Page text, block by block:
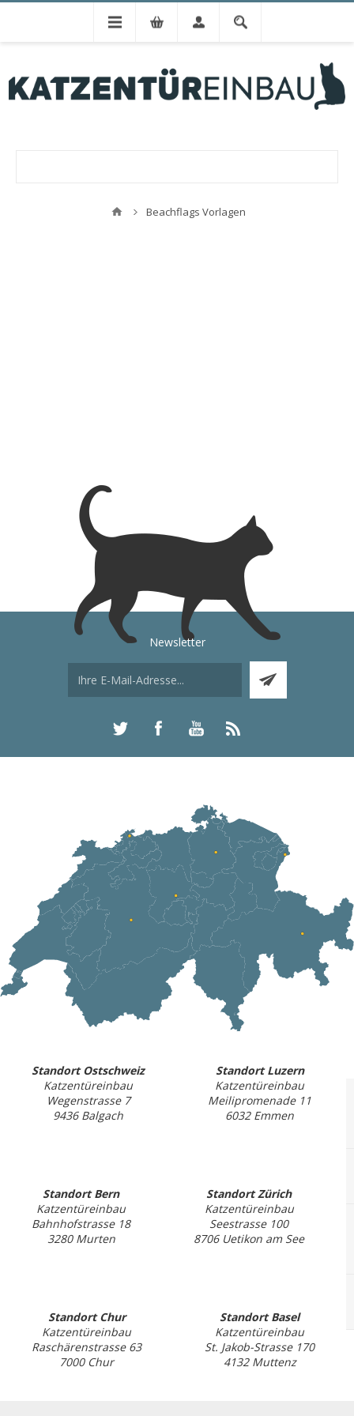
Beachflags Vorlagen
Newsletter
Standort Ostschweiz
Katzentüreinbau
Wegenstrasse 7
9436 Balgach
Standort Luzern
Katzentüreinbau
Meilipromenade 11
6032 Emmen
Standort Bern
Katzentüreinbau
Bahnhofstrasse 18
3280 Murten
Standort Zürich
Katzentüreinbau
Seestrasse 100
8706 Uetikon am See
Standort Chur
Katzentüreinbau
Raschärenstrasse 63
7000 Chur
Standort Basel
Katzentüreinbau
St. Jakob-Strasse 170
4132 Muttenz